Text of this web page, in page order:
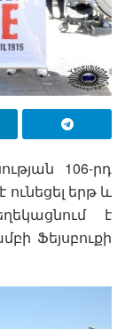
106-րդ
երթ և
է
Ֆեյսբուքի